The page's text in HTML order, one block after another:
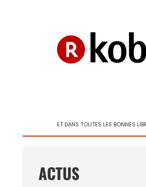
ET DANS TOUTES LES BONNES
ACTUS